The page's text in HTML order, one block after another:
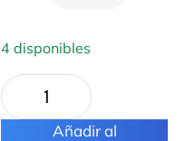
4 disponibles
Añadir al